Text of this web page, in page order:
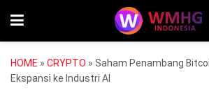
HOME » CRYPTO » Saham Penambang
Ekspansi ke Industri AI